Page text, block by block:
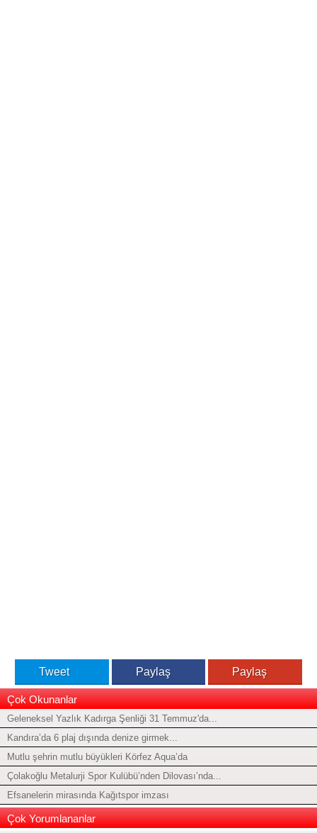
Tweet Paylaş Paylaş
Çok Okunanlar
Geleneksel Yazlık Kadırga Şenliği 31 Temmuz'da...
Kandıra’da 6 plaj dışında denize girmek...
Mutlu şehrin mutlu büyükleri Körfez Aqua’da
Çolakoğlu Metalurji Spor Kulübü’nden Dilovası’nda...
Efsanelerin mirasında Kağıtspor imzası
Çok Yorumlananlar